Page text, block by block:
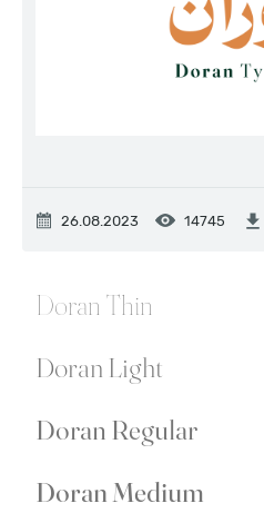
26.08.2023 14745